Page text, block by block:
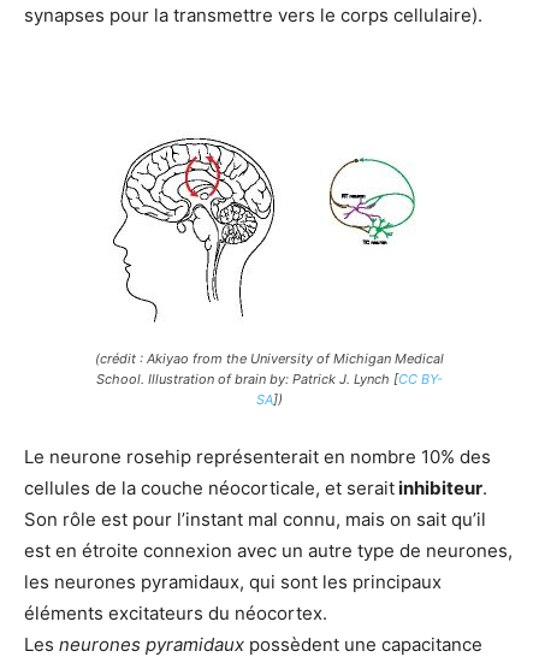
synapses pour la transmettre vers le corps cellulaire).
(crédit : Akiyao from the University of Michigan Medical
School. Illustration of brain by: Patrick J. Lynch [CC BY-
SA])
Le neurone rosehip représenterait en nombre 10% des
cellules de la couche néocorticale, et seraitinhibiteur.
Son rôle est pour l’instant mal connu, mais on sait qu’il
est en étroite connexion avec un autre type de neurones,
les neurones pyramidaux, qui sont les principaux
éléments excitateurs du néocortex.
Les neurones pyramidaux possèdent une capacitance